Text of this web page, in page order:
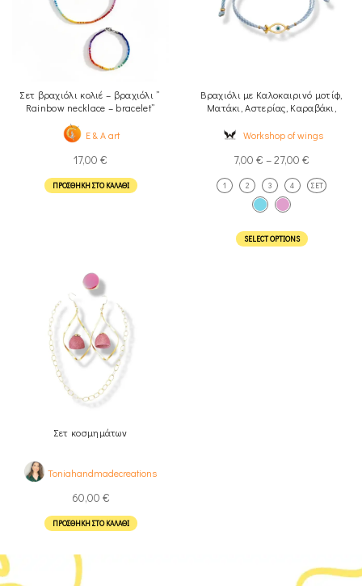
Σετ βραχιόλι κολιέ – βραχιόλι ”
Rainbow necklace – bracelet”
E & A art
17,00 €
ΠΡΟΣΘΉΚΗ ΣΤΟ ΚΑΛΆΘΙ
Βραχιόλι με Καλοκαιρινό μοτίφ,
Ματάκι, Αστερίας, Καραβάκι,
Workshop of wings
7,00 € –27,00 €
1 2 3 4 ΣΕΤ
SELECT OPTIONS
Σετ κοσμημάτων
Toniahandmadecreations
60,00 €
ΠΡΟΣΘΉΚΗ ΣΤΟ ΚΑΛΆΘΙ